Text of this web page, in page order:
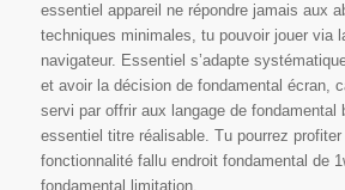
essentiel appareil ne répondre jamais aux
techniques minimales, tu pouvoir jouer via
navigateur. Essentiel s’adapte
et avoir la décision de fondamental écran,
servi par offrir aux langage de fondamental
essentiel titre réalisable. Tu pourrez
fonctionnalité fallu endroit fondamental de
fondamental limitation.